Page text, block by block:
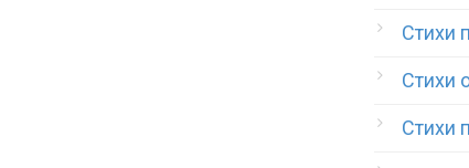
Стихи
Стихи
Стихи